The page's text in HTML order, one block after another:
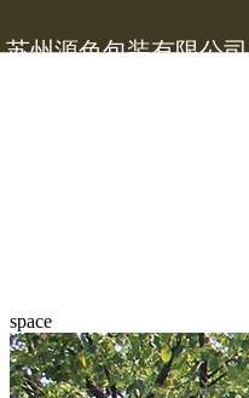
苏州源色包装有限公司
space